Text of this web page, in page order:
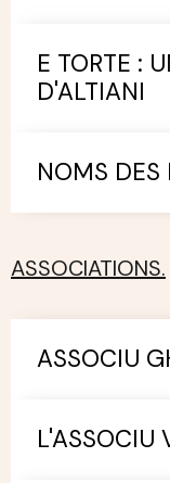
E TORTE :
D'ALTIANI
NOMS DES
ASSOCIATIONS.
ASSOCIU
L'ASSOCIU